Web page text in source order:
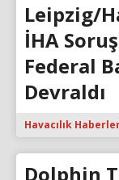
Leipzig/
İHA
Federal
Devraldı
Havacılık
Dolphin